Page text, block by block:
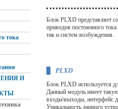
тока
И
Блок PLXD представляет
приводов постоянного
так и систем возбуждения.
PLXD
Блок PLXD используется
Данный модуль имеет
входы\выходы, интерфейс
Уникальность данного